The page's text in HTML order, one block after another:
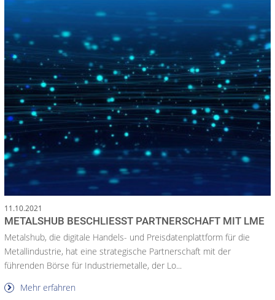
11.10.2021
METALSHUB BESCHLIESST PARTNERSCHAFT MIT LME
Metalshub, die digitale Handels- und Preisdatenplattform für die
Metallindustrie, hat eine strategische Partnerschaft mit der
führenden Börse für Industriemetalle, der Lo...
Mehr erfahren